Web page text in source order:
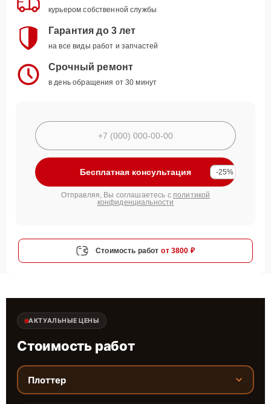
курьером собственной службы
Гарантия до 3 лет
на все виды работ и запчастей
Срочный ремонт
в день обращения от 30 минут
Бесплатная консультация -25%
Отправляя, Вы соглашаетесь с политикой
конфиденциальности
Стоимость работ от 3800 ₽
АКТУАЛЬНЫЕ ЦЕНЫ
Стоимость работ
Плоттер